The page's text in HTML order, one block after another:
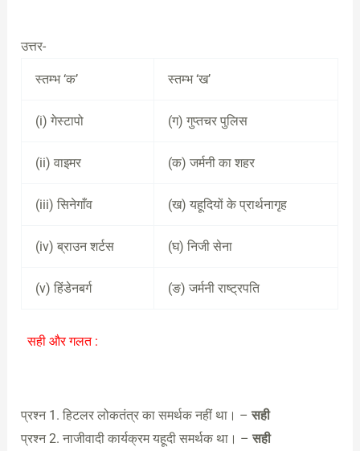
उत्तर-
स्तम्भ ‘क’ स्तम्भ ‘ख’
(i) गेस्टापो (ग) गुप्तचर पुलिस
(ii) वाइमर (क) जर्मनी का शहर
(iii) सिनेगाँव (ख) यहूदियों के प्रार्थनागृह
(iv) ब्राउन शर्टस (घ) निजी सेना
(v) हिंडेनबर्ग (ङ) जर्मनी राष्ट्रपति
सही और गलत :
प्रश्न 1. हिटलर लोकतंत्र का समर्थक नहीं था। –सही
प्रश्न 2. नाजीवादी कार्यक्रम यहूदी समर्थक था। –सही